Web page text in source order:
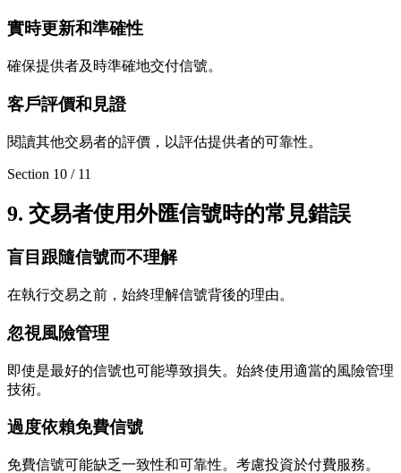
實時更新和準確性
確保提供者及時準確地交付信號。
客戶評價和見證
閱讀其他交易者的評價，以評估提供者的可靠性。
Section 10 / 11
9. 交易者使用外匯信號時的常見錯誤
盲目跟隨信號而不理解
在執行交易之前，始終理解信號背後的理由。
忽視風險管理
即使是最好的信號也可能導致損失。始終使用適當的風險管理
技術。
過度依賴免費信號
免費信號可能缺乏一致性和可靠性。考慮投資於付費服務。